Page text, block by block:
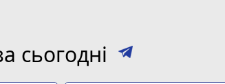
сьогодні